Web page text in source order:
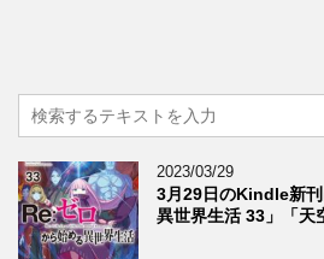
2023/03/29
3月29日のKindle新
異世界生活 33」「